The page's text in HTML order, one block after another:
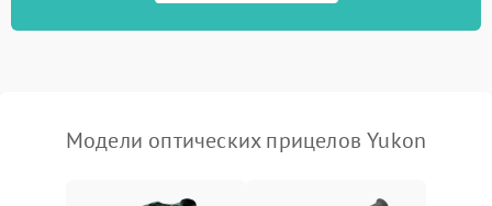
защиты от перегрева
Модели оптических прицелов Yukon